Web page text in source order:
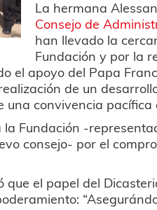
La hermana
Consejo de
han llevado la
Fundación y por la
el apoyo del Papa
de un
convivencia pacífica
Fundación -
consejo- por el
que el papel del